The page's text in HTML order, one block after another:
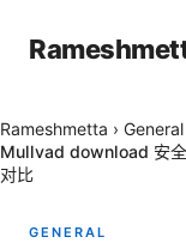
Rameshmetta › General
Mullvad download 安全
对比
GENERAL